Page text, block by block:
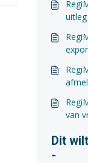
van
Dit
-